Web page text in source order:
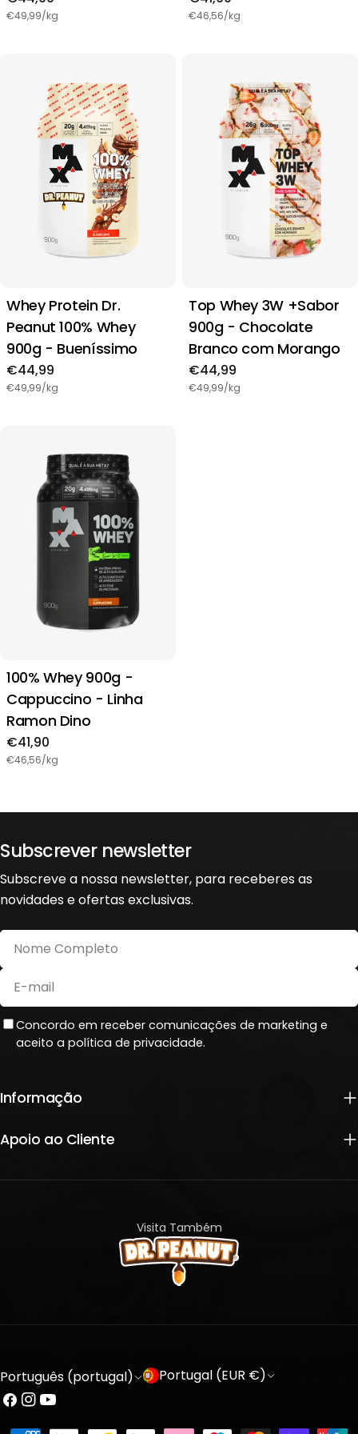
regular
€49,99/kg
regular
€46,56/kg
Whey Protein Dr.
Peanut 100% Whey
900g - Bueníssimo
Preço
regular
€44,99
€49,99/kg
Top Whey 3W +Sabor
900g - Chocolate
Branco com Morango
Preço
regular
€44,99
€49,99/kg
100% Whey 900g -
Cappuccino - Linha
Ramon Dino
Preço
regular
€41,90
€46,56/kg
Subscrever newsletter
Subscreve a nossa newsletter, para receberes as
novidades e ofertas exclusivas.
Nome
E-
Concordo em receber comunicações de marketing e
aceito a política de privacidade.
Informação
Apoio ao Cliente
Visita Também
L
i
Português (portugal) P
Portugal (EUR €)
Facebook
Instagram
YouTube